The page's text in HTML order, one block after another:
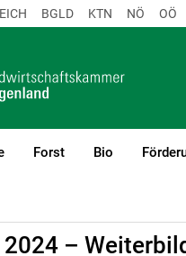
BGLD KTN NÖ OÖ
Forst Bio
–